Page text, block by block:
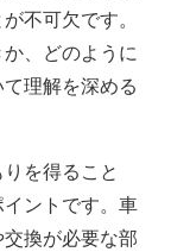
不可欠です。
、どのように
理解を深める
を得ること
ントです。車
換が必要な部